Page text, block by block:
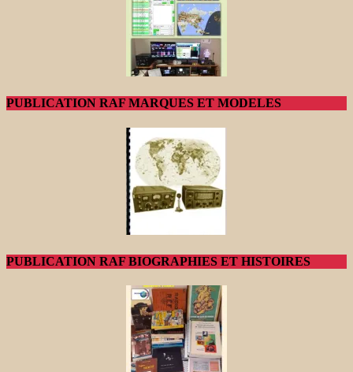
PUBLICATION RAF MARQUES ET MODELES
PUBLICATION RAF BIOGRAPHIES ET HISTOIRES